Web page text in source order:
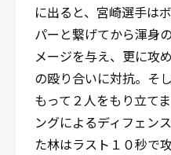
に出ると、宮崎選手は
パーと繋げてから渾身
メージを与え、更に攻
の殴り合いに対抗。そ
もって２人をもり立て
ングによるディフェン
た林はラスト１０秒で